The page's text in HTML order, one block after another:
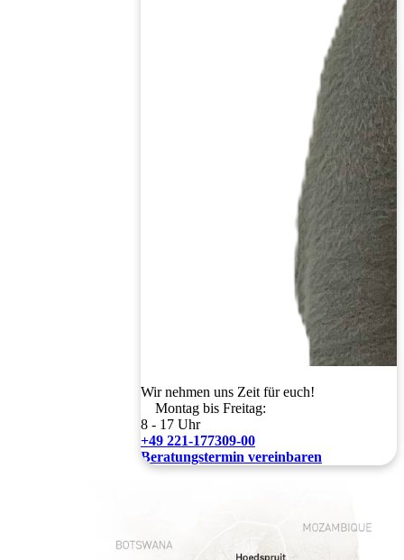
Wir nehmen uns Zeit für euch!
Montag bis Freitag:
8 - 17 Uhr
+49 221-177309-00
Beratungstermin vereinbaren